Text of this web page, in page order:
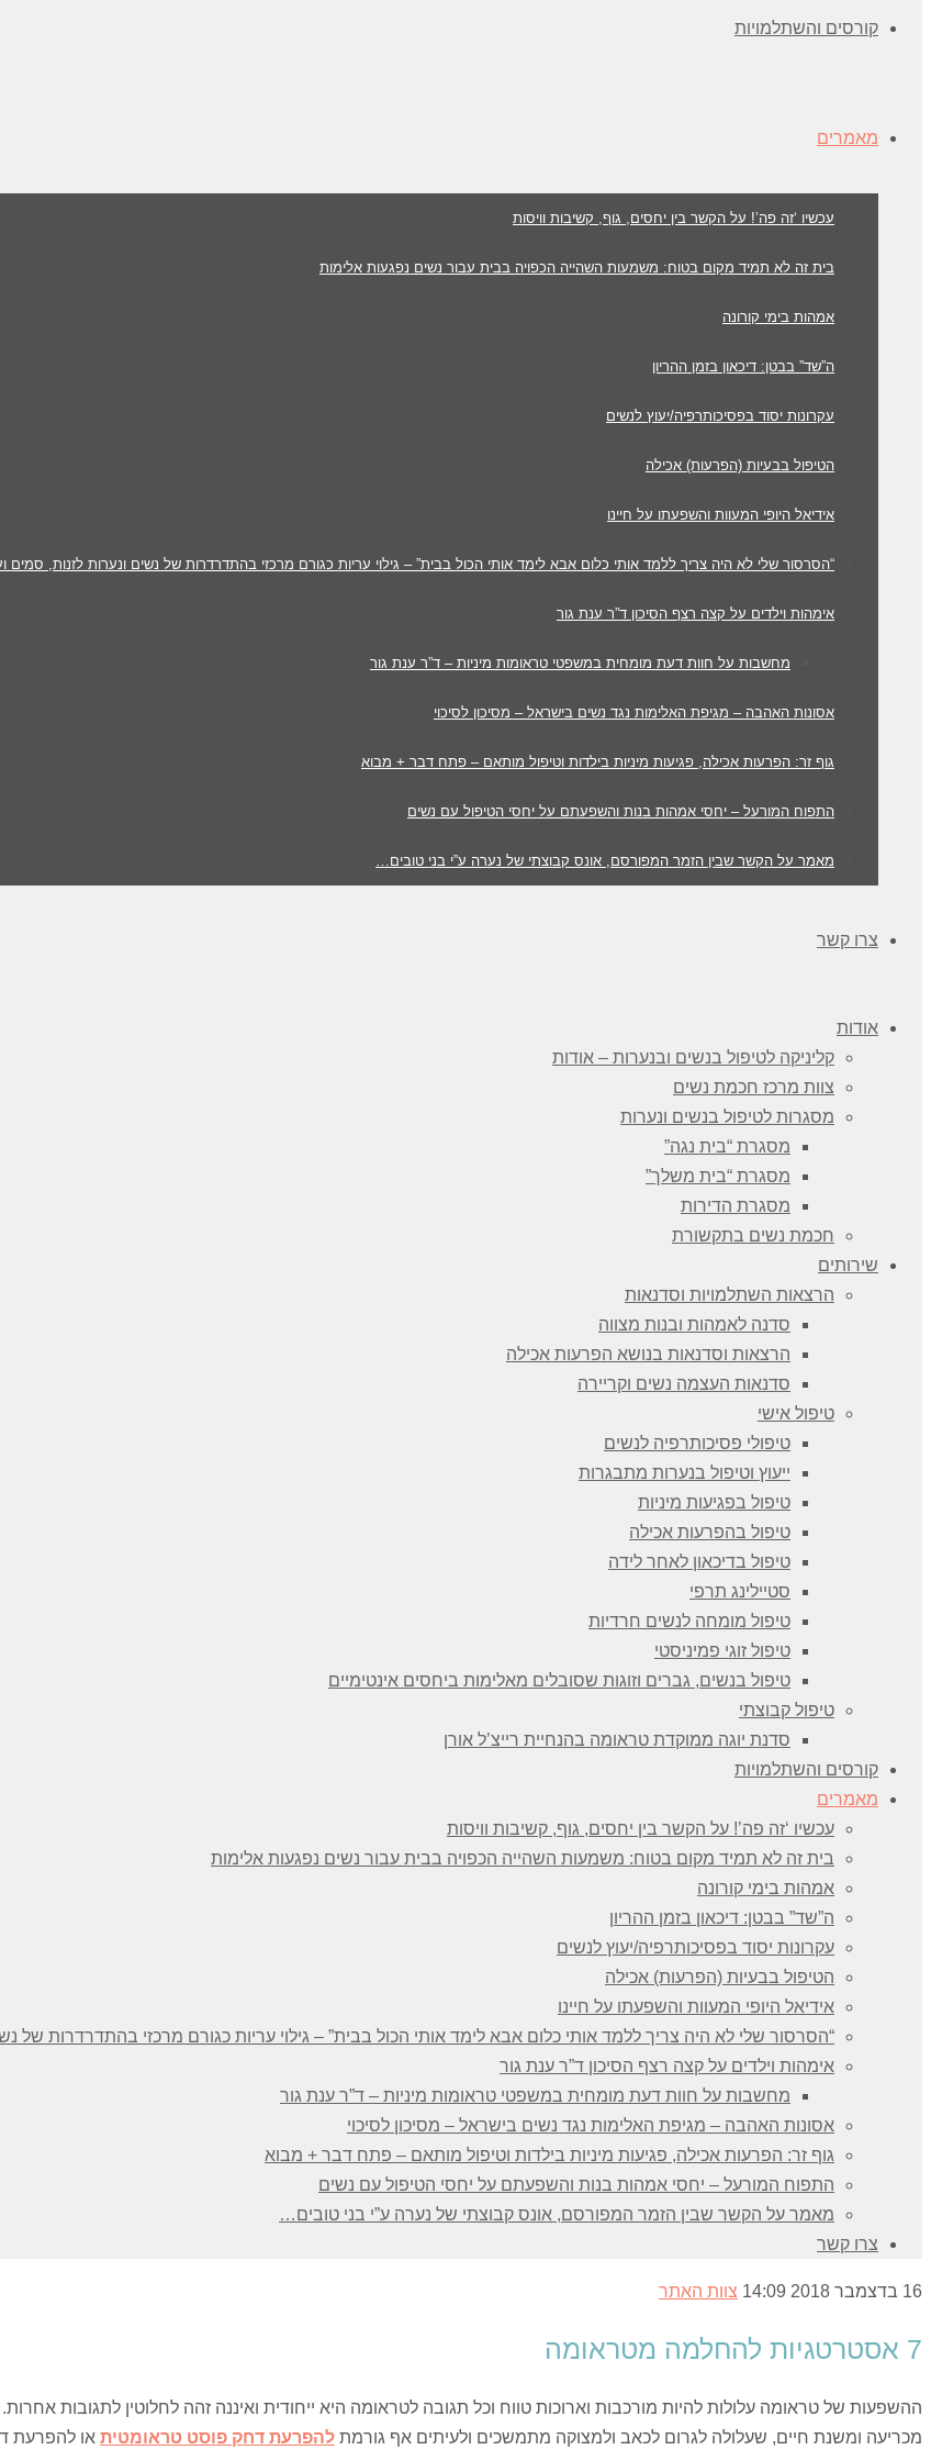
קורסים והשתלמויות
מאמרים
עכשיו ‘זה פה’! על הקשר בין יחסים, גוף, קשיבות וויסות
בית זה לא תמיד מקום בטוח: משמעות השהייה הכפויה בבית עבור נשים נפגעות אלימות
אמהות בימי קורונה
ה”שד” בבטן: דיכאון בזמן ההריון
עקרונות יסוד בפסיכותרפיה/יעוץ לנשים
הטיפול בבעיות (הפרעות) אכילה
אידיאל היופי המעוות והשפעתו על חיינו
“הסרסור שלי לא היה צריך ללמד אותי כלום אבא לימד אותי הכול בבית” – גילוי עריות כגורם מרכזי בהתדרדרות של נשים ונערות לזנות, סמים
אימהות וילדים על קצה רצף הסיכון ד”ר ענת גור
מחשבות על חוות דעת מומחית במשפטי טראומות מיניות – ד”ר ענת גור
אסונות האהבה – מגיפת האלימות נגד נשים בישראל – מסיכון לסיכוי
גוף זר: הפרעות אכילה, פגיעות מיניות בילדות וטיפול מותאם – פתח דבר + מבוא
התפוח המורעל – יחסי אמהות בנות והשפעתם על יחסי הטיפול עם נשים
מאמר על הקשר שבין הזמר המפורסם, אונס קבוצתי של נערה ע”י בני טובים…
צרו קשר
אודות
קליניקה לטיפול בנשים ובנערות – אודות
צוות מרכז חכמת נשים
מסגרות לטיפול בנשים ונערות
מסגרת “בית נגה”
מסגרת “בית משלך”
מסגרת הדירות
חכמת נשים בתקשורת
שירותים
הרצאות השתלמויות וסדנאות
סדנה לאמהות ובנות מצווה
הרצאות וסדנאות בנושא הפרעות אכילה
סדנאות העצמה נשים וקריירה
טיפול אישי
טיפולי פסיכותרפיה לנשים
ייעוץ וטיפול בנערות מתבגרות
טיפול בפגיעות מיניות
טיפול בהפרעות אכילה
טיפול בדיכאון לאחר לידה
סטיילינג תרפי
טיפול מומחה לנשים חרדיות
טיפול זוגי פמיניסטי
טיפול בנשים, גברים וזוגות שסובלים מאלימות ביחסים אינטימיים
טיפול קבוצתי
סדנת יוגה ממוקדת טראומה בהנחיית רייצ’ל אורן
קורסים והשתלמויות
מאמרים
עכשיו ‘זה פה’! על הקשר בין יחסים, גוף, קשיבות וויסות
בית זה לא תמיד מקום בטוח: משמעות השהייה הכפויה בבית עבור נשים נפגעות אלימות
אמהות בימי קורונה
ה”שד” בבטן: דיכאון בזמן ההריון
עקרונות יסוד בפסיכותרפיה/יעוץ לנשים
הטיפול בבעיות (הפרעות) אכילה
אידיאל היופי המעוות והשפעתו על חיינו
“הסרסור שלי לא היה צריך ללמד אותי כלום אבא לימד אותי הכול בבית” – גילוי עריות כגורם מרכזי בהתדרדרות של
אימהות וילדים על קצה רצף הסיכון ד”ר ענת גור
מחשבות על חוות דעת מומחית במשפטי טראומות מיניות – ד”ר ענת גור
אסונות האהבה – מגיפת האלימות נגד נשים בישראל – מסיכון לסיכוי
גוף זר: הפרעות אכילה, פגיעות מיניות בילדות וטיפול מותאם – פתח דבר + מבוא
התפוח המורעל – יחסי אמהות בנות והשפעתם על יחסי הטיפול עם נשים
מאמר על הקשר שבין הזמר המפורסם, אונס קבוצתי של נערה ע”י בני טובים…
צרו קשר
16 בדצמבר 2018 14:09 צוות האתר
7 אסטרטגיות להחלמה מטראומה
ההשפעות של טראומה עלולות להיות מורכבות וארוכות טווח וכל תגובה לטראומה היא ייחודית ואיננה זהה לחלוטין לתגובות
מכריעה ומשנת חיים, שעלולה לגרום לכאב ולמצוקה מתמשכים ולעיתים אף גורמת להפרעת דחק פוסט טראומטית או להפרעת